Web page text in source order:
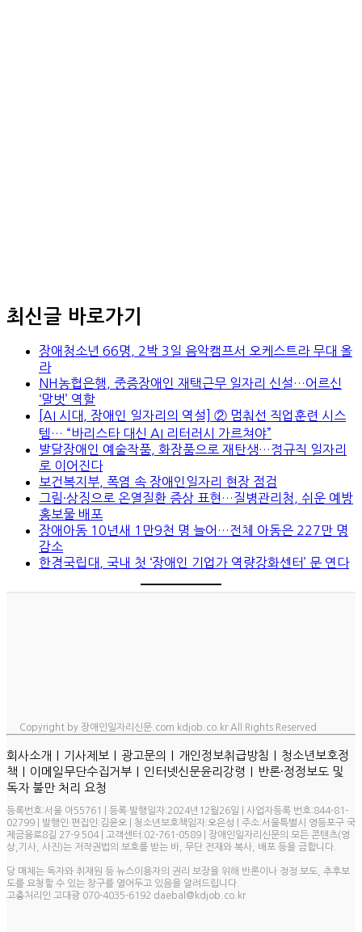
최신글 바로가기
장애청소년 66명, 2박 3일 음악캠프서 오케스트라 무대 올
라
NH농협은행, 중증장애인 재택근무 일자리 신설…어르신
‘말벗’ 역할
[AI 시대, 장애인 일자리의 역설] ② 멈춰선 직업훈련 시스
템… “바리스타 대신 AI 리터러시 가르쳐야”
발달장애인 예술작품, 화장품으로 재탄생…정규직 일자리
로 이어진다
보건복지부, 폭염 속 장애인일자리 현장 점검
그림·상징으로 온열질환 증상 표현…질병관리청, 쉬운 예방
홍보물 배포
장애아동 10년새 1만9천 명 늘어…전체 아동은 227만 명
감소
한경국립대, 국내 첫 ‘장애인 기업가 역량강화센터’ 문 연다
Copyright by 장애인일자리신문.com kdjob.co.kr All Rights Reserved
회사소개 기사제보 광고문의 개인정보취급방침
청소년보호정
책
이메일무단수집거부 인터넷신문윤리강령
반론·정정보도 및
독자 불만 처리 요청
등록번호:서울 아55761 | 등록·발행일자:2024년12월26일 | 사업자등록 번호:844-81-
02799 | 발행인·편집인:김윤오 | 청소년보호책임자:오은성 | 주소:서울특별시 영등포구 국
제금융로8길 27-9 504 | 고객센터:02-761-0589 | 장애인일자리신문의 모든 콘텐츠(영
상,기사, 사진)는 저작권법의 보호를 받는 바, 무단 전재와 복사, 배포 등을 금합니다.
당 매체는 독자와 취재원 등 뉴스이용자의 권리 보장을 위해 반론이나 정정 보도, 추후보
도를 요청할 수 있는 창구를 열어두고 있음을 알려드립니다.
고충처리인 고대광 070-4035-6192 daebal@kdjob.co.kr